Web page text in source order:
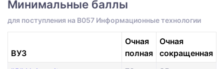
Минимальные баллы
для поступления на B057 Информационные технологии
ВУЗ
Очная
полная
Очная
сокращенная